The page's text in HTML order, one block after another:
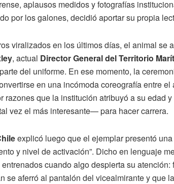
aplausos medidos y fotografías
por los galones, decidió aportar su propia
viralizados en los últimos días, el animal se
, actual Director General del Territorio
del uniforme. En ese momento, la
en una incómoda coreografía entre
razones que la institución atribuyó a su edad
vez el más interesante— para hacer carrera.
explicó luego que el ejemplar presentó
y nivel de activación”. Dicho en lenguaje
cuando algo despierta su
se aferró al pantalón del vicealmirante y que